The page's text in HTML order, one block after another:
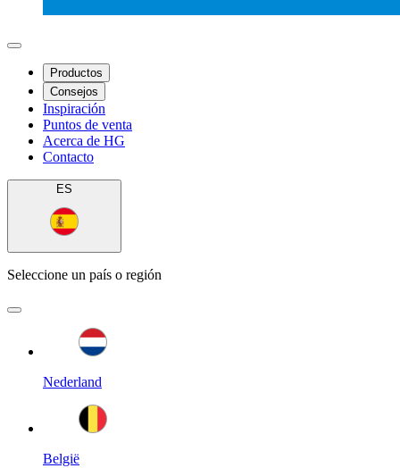
Productos
Consejos
Inspiración
Puntos de venta
Acerca de HG
Contacto
ES
Seleccione un país o región
Nederland
België